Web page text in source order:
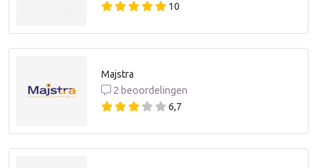
10
Majstra
2 beoordelingen
6,7